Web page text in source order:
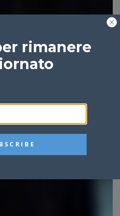
rimanere